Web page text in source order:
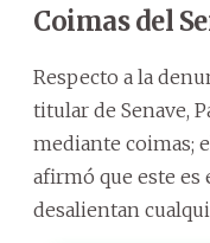
Coimas del
Respecto a la
titular de Senave,
mediante coimas;
afirmó que este es
desalientan